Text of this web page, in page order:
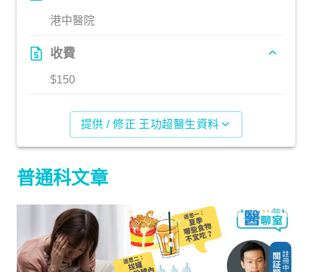
港中醫院
收費
$150
提供 / 修正 王功超醫生資料
普通科文章